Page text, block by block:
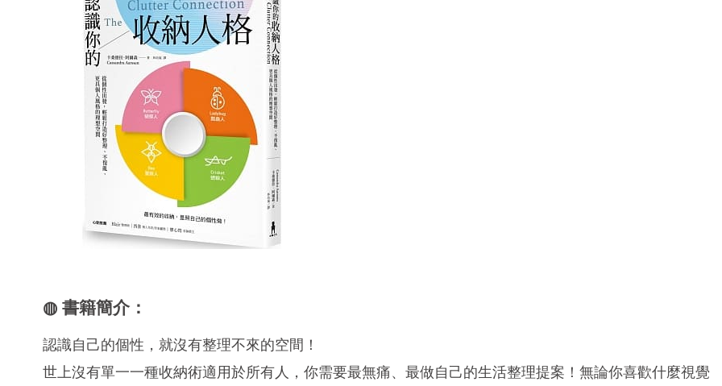
◍ 書籍簡介：
認識自己的個性，就沒有整理不來的空間！
世上沒有單一一種收納術適用於所有人，你需要最無痛、最做自己的生活整理提案！無論你喜歡什麼視覺